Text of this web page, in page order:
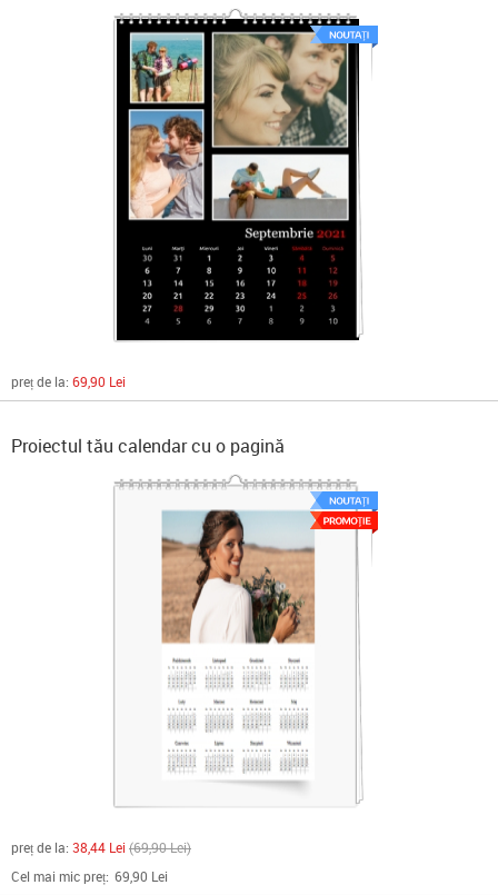
preț de la: 69,90 Lei
Proiectul tău calendar cu o pagină
preț de la: 38,44 Lei 69,90 Lei
Cel mai mic preț: 69,90 Lei